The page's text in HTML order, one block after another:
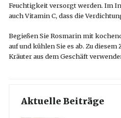
Feuchtigkeit versorgt werden. Im
auch Vitamin C, dass die
Begießen Sie Rosmarin mit
auf und kühlen Sie es ab. Zu
Kräuter aus dem Geschäft
Aktuelle Beiträge